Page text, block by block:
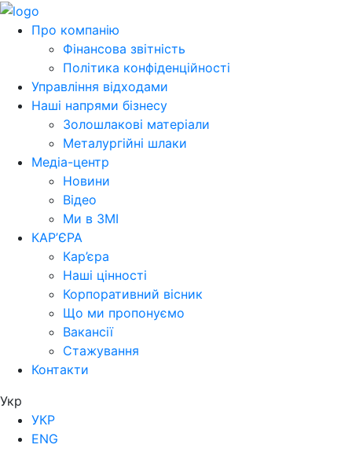
Про компанію
Фінансова звітність
Політика конфіденційності
Управління відходами
Наші напрями бізнесу
Золошлакові матеріали
Металургійні шлаки
Медіа-центр
Новини
Відео
Ми в ЗМІ
КАР’ЄРА
Кар’єра
Наші цінності
Корпоративний вісник
Що ми пропонуємо
Вакансії
Стажування
Контакти
Укр
УКР
ENG